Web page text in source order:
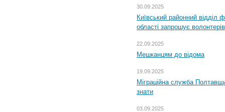
30.09.2025
Київський районний відділ
області запрошує
22.09.2025
Мешканцям до відома
19.09.2025
Міграційна служба
знати
03.09.2025